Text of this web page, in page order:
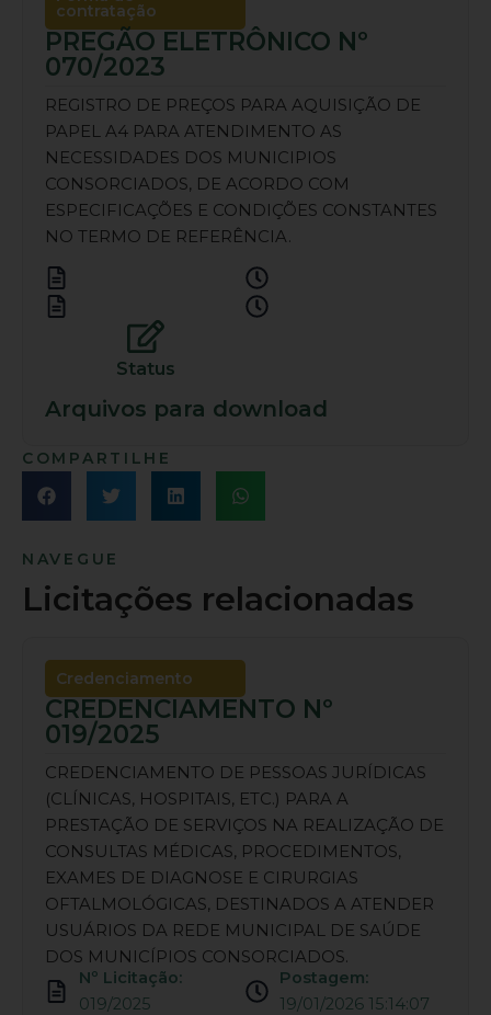
contratação
PREGÃO ELETRÔNICO Nº
070/2023
REGISTRO DE PREÇOS PARA AQUISIÇÃO DE
PAPEL A4 PARA ATENDIMENTO AS
NECESSIDADES DOS MUNICIPIOS
CONSORCIADOS, DE ACORDO COM
ESPECIFICAÇÕES E CONDIÇÕES CONSTANTES
NO TERMO DE REFERÊNCIA.
Status
Arquivos para download
COMPARTILHE
NAVEGUE
Licitações relacionadas
Credenciamento
CREDENCIAMENTO Nº
019/2025
CREDENCIAMENTO DE PESSOAS JURÍDICAS
(CLÍNICAS, HOSPITAIS, ETC.) PARA A
PRESTAÇÃO DE SERVIÇOS NA REALIZAÇÃO DE
CONSULTAS MÉDICAS, PROCEDIMENTOS,
EXAMES DE DIAGNOSE E CIRURGIAS
OFTALMOLÓGICAS, DESTINADOS A ATENDER
USUÁRIOS DA REDE MUNICIPAL DE SAÚDE
DOS MUNICÍPIOS CONSORCIADOS.
Nº Licitação:
019/2025
Postagem:
19/01/2026 15:14:07